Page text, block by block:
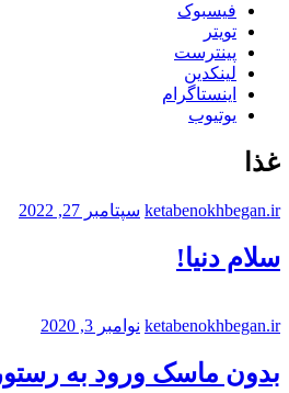
فیسبوک
تویتر
پینترست
لینکدین
اینستاگرام
یوتیوب
غذا
ketabenokhbegan.ir سپتامبر 27, 2022
سلام دنیا!
ketabenokhbegan.ir نوامبر 3, 2020
بدون ماسک ورود به